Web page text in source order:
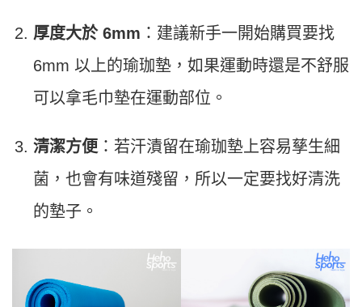
厚度大於 6mm ：建議新手一開始購買要找
6mm 以上的瑜珈墊，如果運動時還是不舒服
可以拿毛巾墊在運動部位。
清潔方便 ：若汗漬留在瑜珈墊上容易孳生細
菌，也會有味道殘留，所以一定要找好清洗
的墊子。